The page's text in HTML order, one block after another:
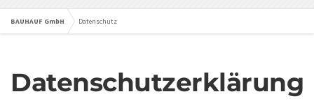
BAUHAUF GmbH Datenschutz
Datenschutzerklärung